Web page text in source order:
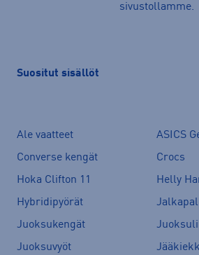
sivustollamme.
Suositut sisällöt
Ale vaatteet
ASICS
Converse kengät
Crocs
Hoka Clifton 11
Helly
Hybridipyörät
Juoksukengät
Juoksuvyöt